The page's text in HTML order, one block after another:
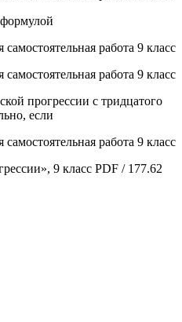
формулой
прогрессии с тридцатого
если
9 класс PDF / 177.62